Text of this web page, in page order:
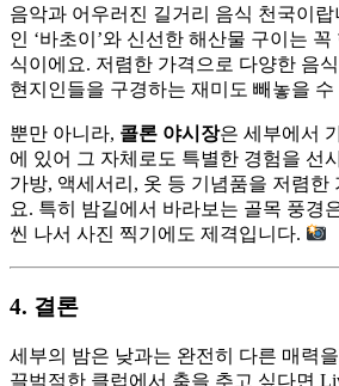
음악과 어우러진 길거리 음식 천국이랍
인 ‘바초이’와 신선한 해산물 구이는
식이에요. 저렴한 가격으로 다양한 음
현지인들을 구경하는 재미도 빼놓을 수
뿐만 아니라, 콜론 야시장은 세부에서
에 있어 그 자체로도 특별한 경험을 선
가방, 액세서리, 옷 등 기념품을 저렴한
요. 특히 밤길에서 바라보는 골목 풍경
씬 나서 사진 찍기에도 제격입니다.
4. 결론
세부의 밤은 낮과는 완전히 다른 매력
끌벅적한 클럽에서 춤을 추고 싶다면